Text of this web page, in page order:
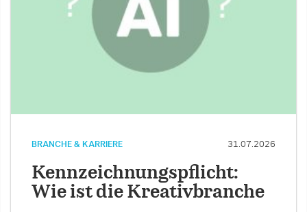
BRANCHE & KARRIERE 31.07.2026
Kennzeichnungspflicht:
Wie ist die Kreativbranche